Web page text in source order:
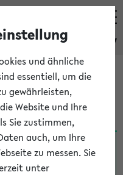
eKVV
und ähnliche
essentiell, um die
gewährleisten,
Website und Ihre
Sie zustimmen,
auch, um Ihre
zu messen. Sie
unter